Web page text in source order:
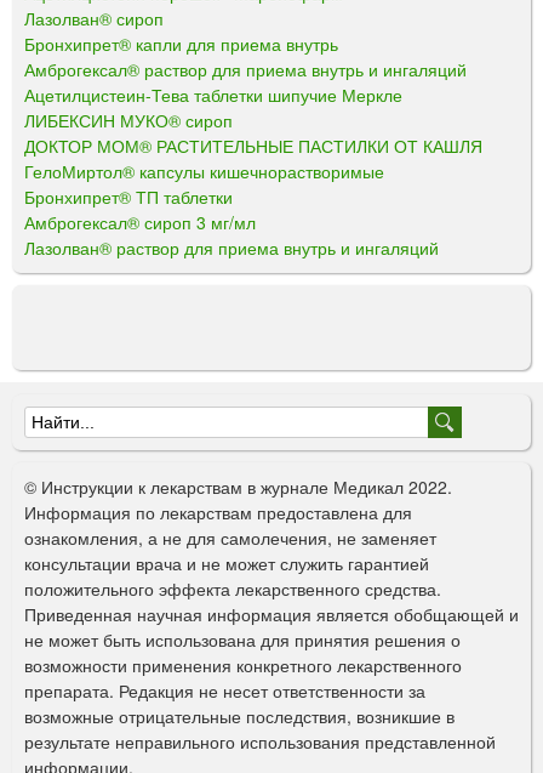
Лазолван® сироп
Бронхипрет® капли для приема внутрь
Амброгексал® раствор для приема внутрь и ингаляций
Ацетилцистеин-Тева таблетки шипучие Меркле
ЛИБЕКСИН МУКО® сироп
ДОКТОР МОМ® РАСТИТЕЛЬНЫЕ ПАСТИЛКИ ОТ КАШЛЯ
ГелоМиртол® капсулы кишечнорастворимые
Бронхипрет® ТП таблетки
Амброгексал® сироп 3 мг/мл
Лазолван® раствор для приема внутрь и ингаляций
Ф
о
р
м
а
п
о
и
с
© Инструкции к лекарствам в журнале Медикал 2022.
Информация по лекарствам предоставлена для
ознакомления, а не для самолечения, не заменяет
консультации врача и не может служить гарантией
положительного эффекта лекарственного средства.
Приведенная научная информация является обобщающей и
не может быть использована для принятия решения о
возможности применения конкретного лекарственного
препарата. Редакция не несет ответственности за
возможные отрицательные последствия, возникшие в
результате неправильного использования представленной
информации.